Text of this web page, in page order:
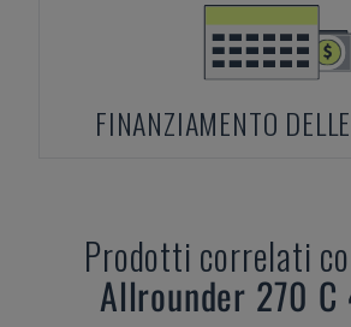
FINANZIAMENTO
Prodotti correlati
Allrounder 270